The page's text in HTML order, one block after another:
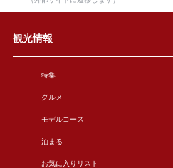
観光情報
特集
グルメ
モデルコース
泊まる
お気に入りリスト